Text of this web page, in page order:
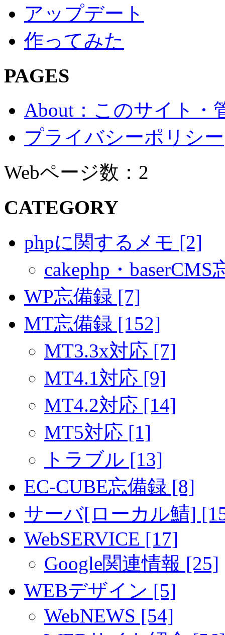
アップデート
作ってみた
PAGES
About：このサイト・
プライバシーポリシー
Webページ数：2
CATEGORY
phpに関するメモ [2]
cakephp・baserCMS
WP忘備録 [7]
MT忘備録 [152]
MT3.3x対応 [7]
MT4.1対応 [9]
MT4.2対応 [14]
MT5対応 [1]
トラブル [13]
EC-CUBE忘備録 [8]
サーバ[ローカル鯖]
WebSERVICE [17]
Google関連情報 [25]
WEBデザイン [5]
WebNEWS [54]